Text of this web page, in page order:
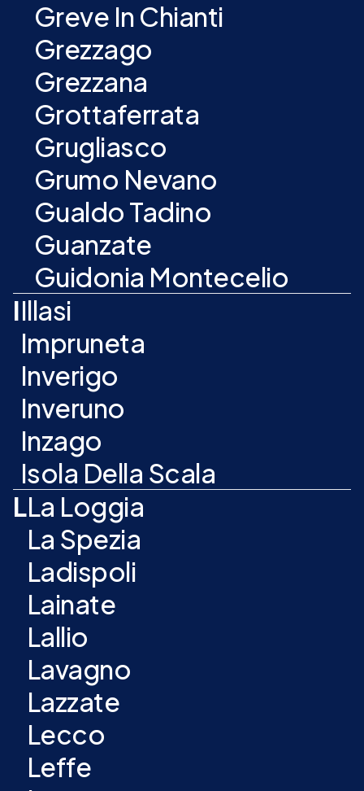
Greve In Chianti
Grezzago
Grezzana
Grottaferrata
Grugliasco
Grumo Nevano
Gualdo Tadino
Guanzate
Guidonia Montecelio
IIllasi
Impruneta
Inverigo
Inveruno
Inzago
Isola Della Scala
LLa Loggia
La Spezia
Ladispoli
Lainate
Lallio
Lavagno
Lazzate
Lecco
Leffe